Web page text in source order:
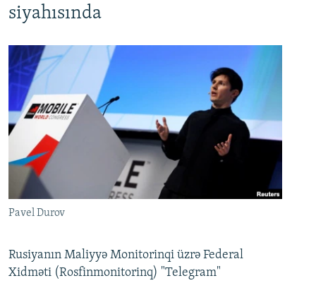
siyahısında
Pavel Durov
Rusiyanın Maliyyə Monitorinqi üzrə Federal
Xidməti (Rosfinmonitorinq) "Telegram"